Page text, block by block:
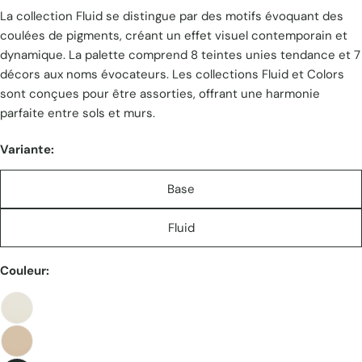
unitaire
La collection Fluid se distingue par des motifs évoquant des
coulées de pigments, créant un effet visuel contemporain et
dynamique. La palette comprend 8 teintes unies tendance et 7
décors aux noms évocateurs. Les collections Fluid et Colors
sont conçues pour être assorties, offrant une harmonie
parfaite entre sols et murs.
Variante:
Base
Fluid
Couleur: